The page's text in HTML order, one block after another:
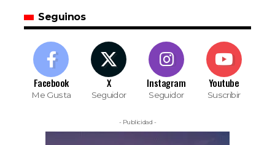
Seguinos
Facebook
Me Gusta
X
Seguidor
Instagram
Seguidor
Youtube
Suscribir
- Publicidad -